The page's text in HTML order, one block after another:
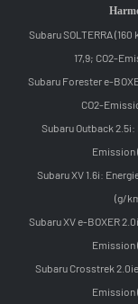
Subaru SOLTERRA
17,9; CO2-
Subaru Forester e-
CO2-
Subaru Outback
Emission
Subaru XV 1.6i:
(g/
Subaru XV e-BOXER
Emission
Subaru Crosstrek
Emission